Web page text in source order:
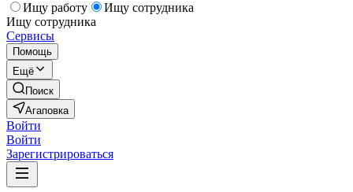
Ищу работу
Ищу сотрудника
Ищу сотрудника
Сервисы
Помощь
Ещё
Поиск
Агаповка
Войти
Войти
Зарегистрироваться